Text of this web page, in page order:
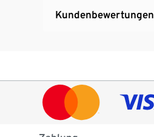
Kundenbewertungen